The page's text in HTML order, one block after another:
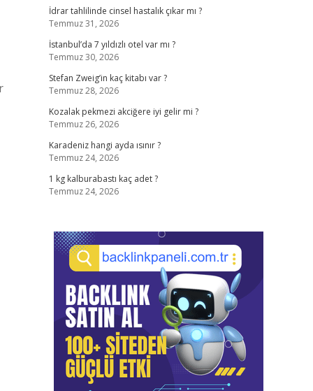
İdrar tahlilinde cinsel hastalık çıkar mı ?
Temmuz 31, 2026
İstanbul’da 7 yıldızlı otel var mı ?
Temmuz 30, 2026
Stefan Zweig’in kaç kitabı var ?
Temmuz 28, 2026
Kozalak pekmezi akciğere iyi gelir mi ?
Temmuz 26, 2026
Karadeniz hangi ayda ısınır ?
Temmuz 24, 2026
1 kg kalburabastı kaç adet ?
Temmuz 24, 2026